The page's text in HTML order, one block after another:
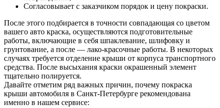
Согласовывает с заказчиком порядок и цену покраски.
После этого подбирается в точности совпадающая со цветом
вашего авто краска, осуществляются подготовительные
работы, включающие в себя шпаклевание, шлифовку и
грунтование, а после — лако-красочные работы. В некоторых
случаях требуется отделение крыши от корпуса транспортного
средства. После высыхания краски окрашенный элемент
тщательно полируется.
Давайте отметим ряд важных причин, почему покраска
крыши автомобиля в Санкт-Петербурге рекомендована
именно в нашем сервисе: